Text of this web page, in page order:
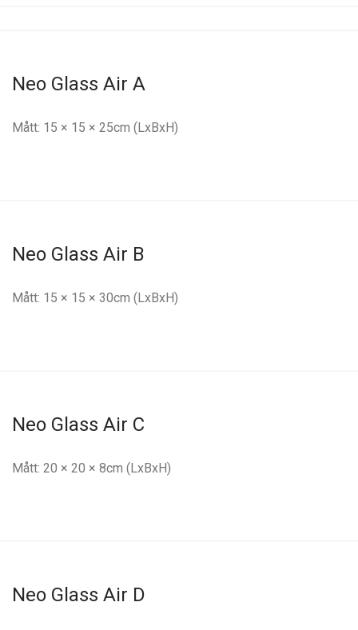
Neo Glass Air A
Mått: 15 × 15 × 25cm (LxBxH)
Neo Glass Air B
Mått: 15 × 15 × 30cm (LxBxH)
Neo Glass Air C
Mått: 20 × 20 × 8cm (LxBxH)
Neo Glass Air D